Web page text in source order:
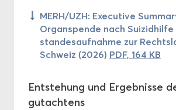
MERH/UZH: Exe­cu­ti­ve
Or­gan­spen­de nach Sui­zid­hil­fe
stan­des­auf­nah­me zur
Schweiz (2026) PDF, 164 KB
Ent­ste­hung und Er­geb­nis­se
gut­ach­tens